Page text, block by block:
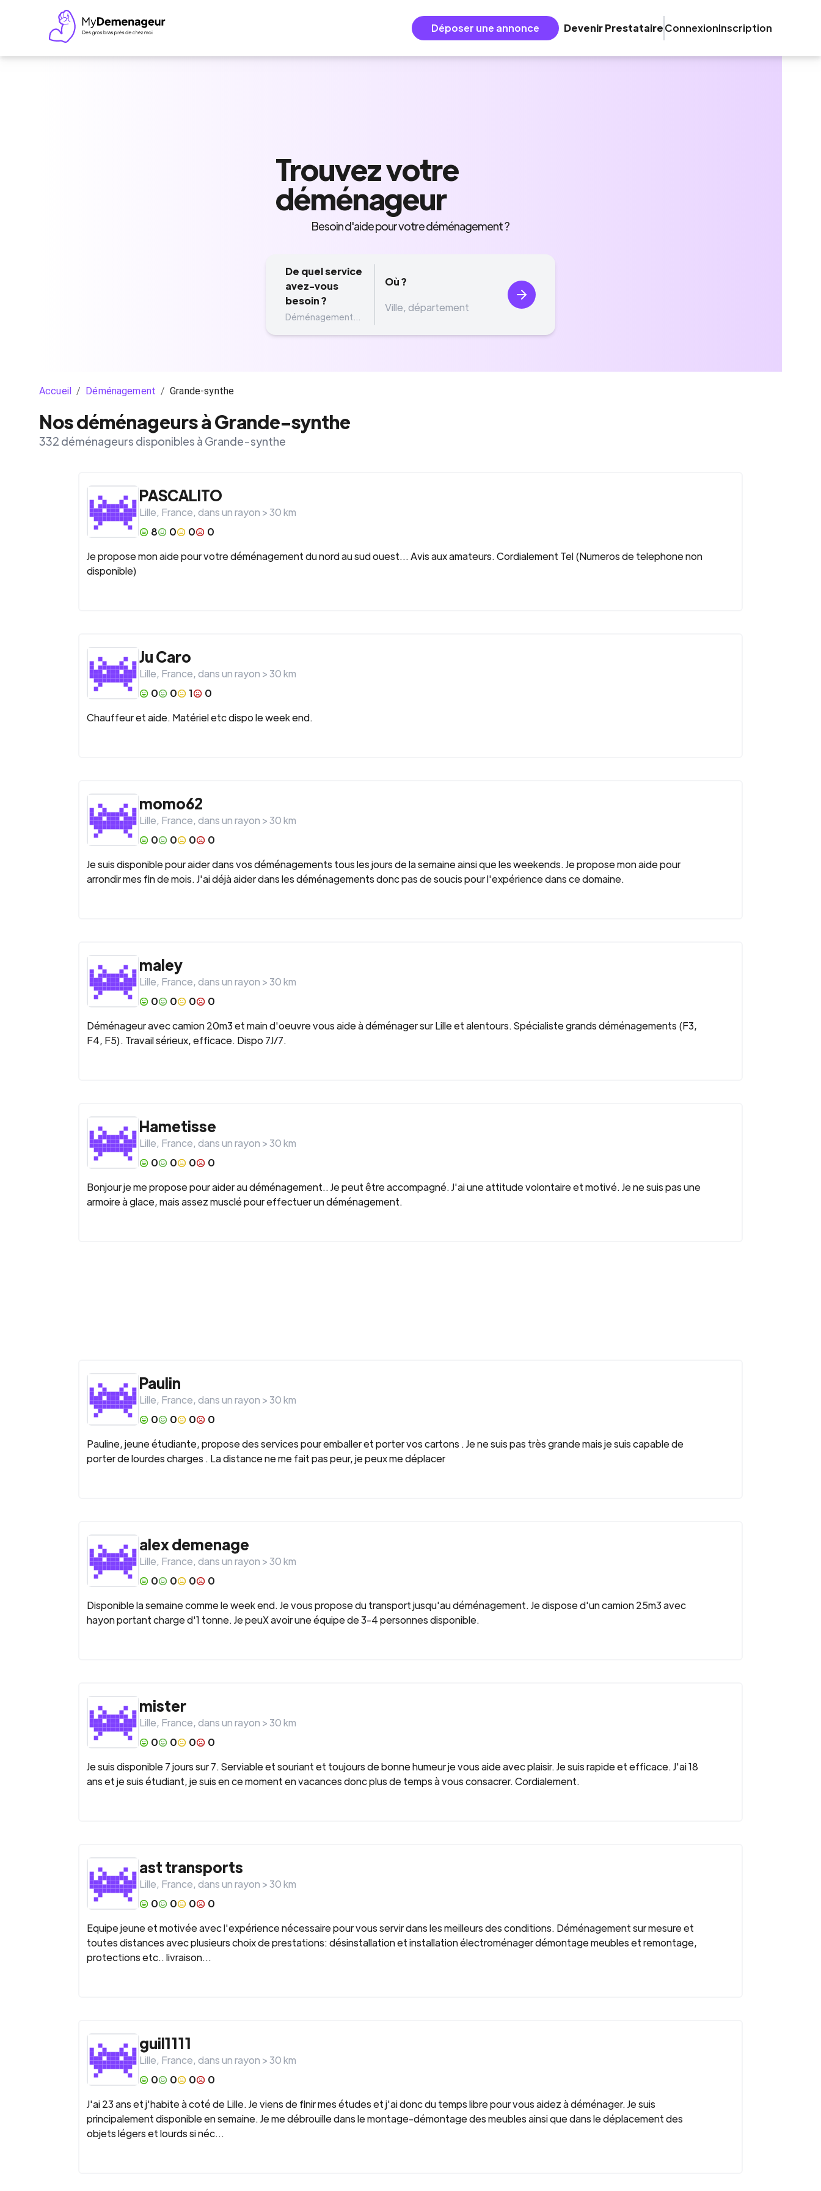
Déposer une annonce Devenir PrestataireConnexionInscription
Trouvezvotre
déménageur
Besoin d'aide pour votre déménagement ?
De quel service
avez-vous
besoin ?
Déménagement...
Où ?
Accueil / Déménagement / Grande-synthe
Nos déménageurs à Grande-synthe
332 déménageurs disponibles à Grande-synthe
PASCALITO
Lille, France, dans un rayon >30km
8
0 0
0
Je propose mon aide pour votre déménagement du nord au sud ouest... Avis aux amateurs. Cordialement Tel (Numeros de telephone non
disponible)
Ju Caro
Lille, France, dans un rayon >30km
0
0 1
0
Chauffeur et aide. Matériel etc dispo le week end.
momo62
Lille, France, dans un rayon >30km
0
0 0
0
Je suis disponible pour aider dans vos déménagements tous les jours de la semaine ainsi que les weekends. Je propose mon aide pour
arrondir mes fin de mois. J'ai déjà aider dans les déménagements donc pas de soucis pour l'expérience dans ce domaine.
maley
Lille, France, dans un rayon >30km
0
0 0
0
Déménageur avec camion 20m3 et main d'oeuvre vous aide à déménager sur Lille et alentours. Spécialiste grands déménagements (F3,
F4, F5). Travail sérieux, efficace. Dispo 7J/7.
Hametisse
Lille, France, dans un rayon >30km
0
0 0
0
Bonjour je me propose pour aider au déménagement.. Je peut être accompagné. J'ai une attitude volontaire et motivé. Je ne suis pas une
armoire à glace, mais assez musclé pour effectuer un déménagement.
Paulin
Lille, France, dans un rayon >30km
0
0 0
0
Pauline, jeune étudiante, propose des services pour emballer et porter vos cartons . Je ne suis pas très grande mais je suis capable de
porter de lourdes charges . La distance ne me fait pas peur, je peux me déplacer
alex demenage
Lille, France, dans un rayon >30km
0
0 0
0
Disponible la semaine comme le week end. Je vous propose du transport jusqu'au déménagement. Je dispose d'un camion 25m3 avec
hayon portant charge d'1 tonne. Je peuX avoir une équipe de 3-4 personnes disponible.
mister
Lille, France, dans un rayon >30km
0
0 0
0
Je suis disponible 7 jours sur 7. Serviable et souriant et toujours de bonne humeur je vous aide avec plaisir. Je suis rapide et efficace. J'ai 18
ans et je suis étudiant, je suis en ce moment en vacances donc plus de temps à vous consacrer. Cordialement.
ast transports
Lille, France, dans un rayon >30km
0
0 0
0
Equipe jeune et motivée avec l'expérience nécessaire pour vous servir dans les meilleurs des conditions. Déménagement sur mesure et
toutes distances avec plusieurs choix de prestations: désinstallation et installation électroménager démontage meubles et remontage,
protections etc.. livraison...
guil1111
Lille, France, dans un rayon >30km
0
0 0
0
J'ai 23 ans et j'habite à coté de Lille. Je viens de finir mes études et j'ai donc du temps libre pour vous aidez à déménager. Je suis
principalement disponible en semaine. Je me débrouille dans le montage-démontage des meubles ainsi que dans le déplacement des
objets légers et lourds si néc...